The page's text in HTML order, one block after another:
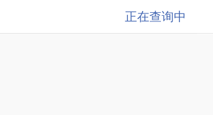
正在查询中